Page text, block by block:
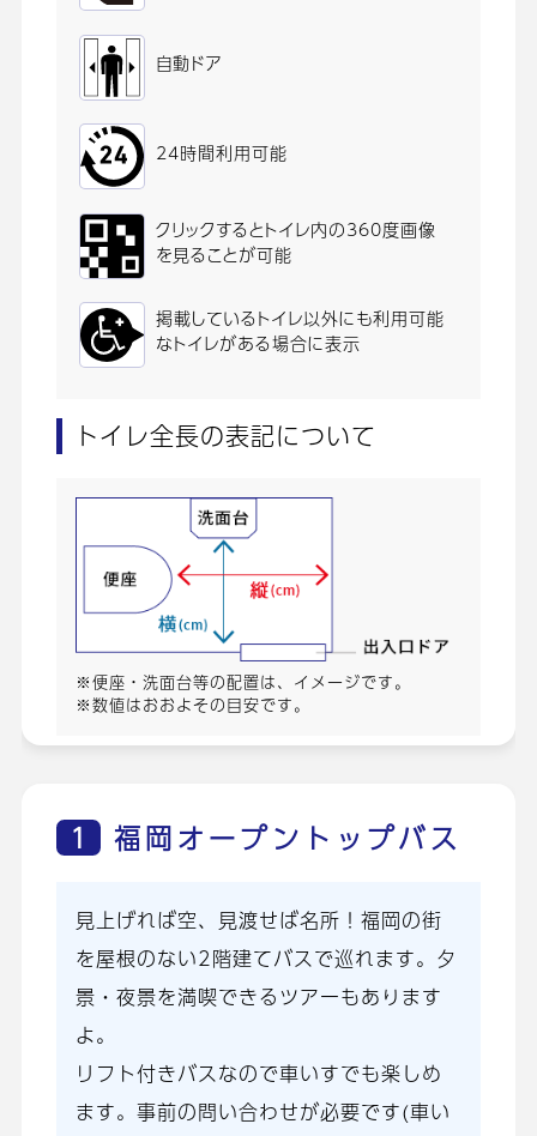
自動ドア
24時間利用可能
クリックするとトイレ内の360度画像
を見ることが可能
掲載しているトイレ以外にも利用可能
なトイレがある場合に表示
トイレ全長の表記について
※便座・洗面台等の配置は、イメージです。
※数値はおおよその目安です。
1 福岡オープントップバス
見上げれば空、見渡せば名所！福岡の街
を屋根のない2階建てバスで巡れます。夕
景・夜景を満喫できるツアーもあります
よ。
リフト付きバスなので車いすでも楽しめ
ます。事前の問い合わせが必要です(車い